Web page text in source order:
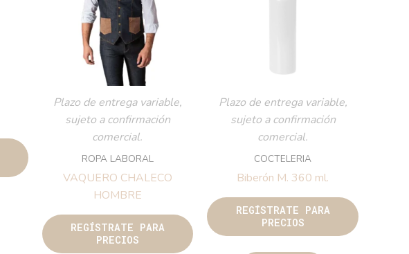
Plazo de entrega variable,
sujeto a confirmación
comercial.
ROPA LABORAL
VAQUERO CHALECO
HOMBRE
REGÍSTRATE PARA
PRECIOS
Plazo de entrega variable,
sujeto a confirmación
comercial.
COCTELERIA
Biberón M. 360 ml.
REGÍSTRATE PARA
PRECIOS